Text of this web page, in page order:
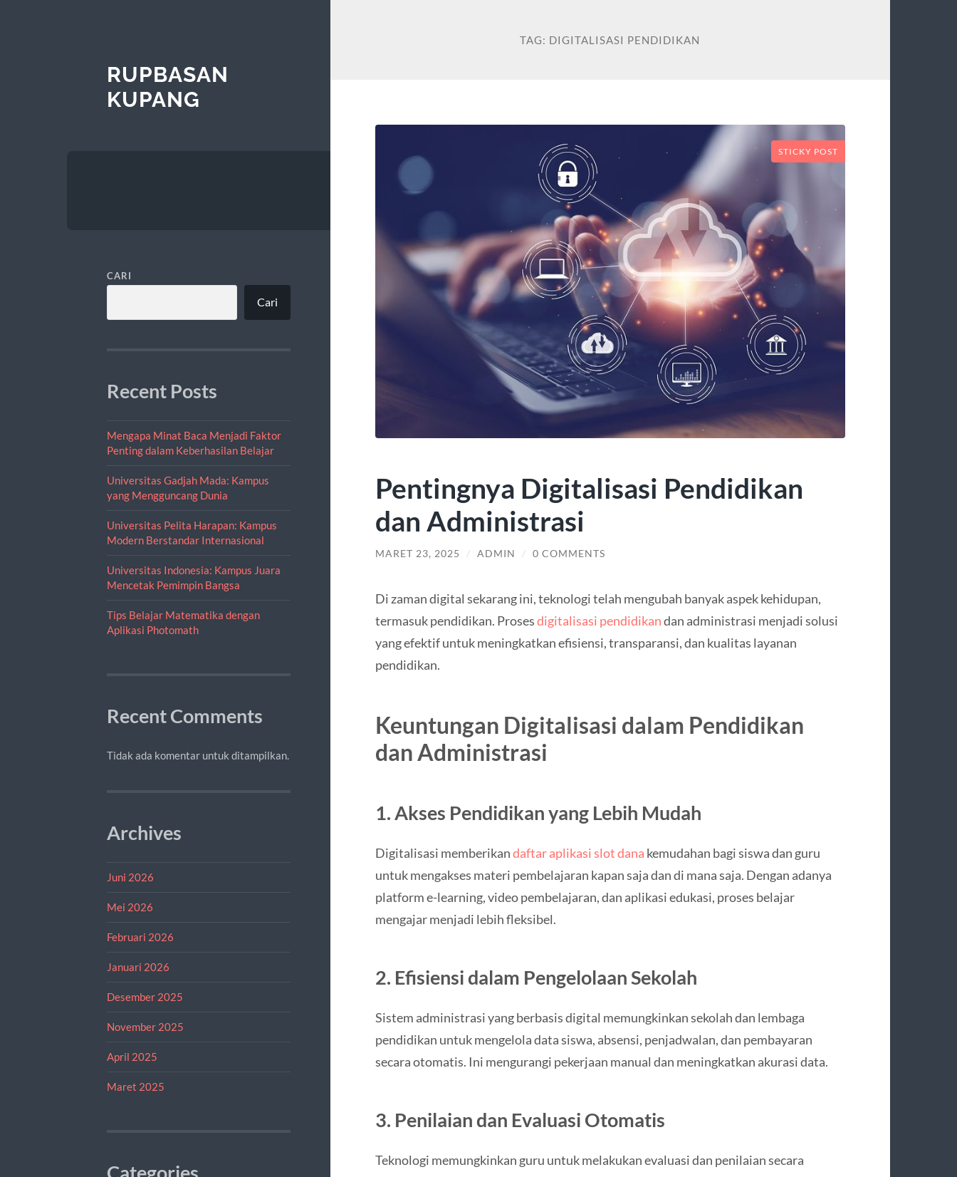
RUPBASAN
KUPANG
CARI
Cari
Recent Posts
Mengapa Minat Baca Menjadi Faktor
Penting dalam Keberhasilan Belajar
Universitas Gadjah Mada: Kampus
yang Mengguncang Dunia
Universitas Pelita Harapan: Kampus
Modern Berstandar Internasional
Universitas Indonesia: Kampus Juara
Mencetak Pemimpin Bangsa
Tips Belajar Matematika dengan
Aplikasi Photomath
Recent Comments
Tidak ada komentar untuk ditampilkan.
Archives
Juni 2026
Mei 2026
Februari 2026
Januari 2026
Desember 2025
November 2025
April 2025
Maret 2025
Categories
TAG: DIGITALISASI PENDIDIKAN
STICKY POST
Pentingnya Digitalisasi Pendidikan
dan Administrasi
MARET 23, 2025 / ADMIN / 0 COMMENTS
Di zaman digital sekarang ini, teknologi telah mengubah banyak aspek kehidupan,
termasuk pendidikan. Prosesdigitalisasi pendidikandan administrasi menjadi solusi
yang efektif untuk meningkatkan efisiensi, transparansi, dan kualitas layanan
pendidikan.
Keuntungan Digitalisasi dalam Pendidikan
dan Administrasi
1. Akses Pendidikan yang Lebih Mudah
Digitalisasi memberikandaftar aplikasi slot dana kemudahan bagi siswa dan guru
untuk mengakses materi pembelajaran kapan saja dan di mana saja. Dengan adanya
platform e-learning, video pembelajaran, dan aplikasi edukasi, proses belajar
mengajar menjadi lebih fleksibel.
2. Efisiensi dalam Pengelolaan Sekolah
Sistem administrasi yang berbasis digital memungkinkan sekolah dan lembaga
pendidikan untuk mengelola data siswa, absensi, penjadwalan, dan pembayaran
secara otomatis. Ini mengurangi pekerjaan manual dan meningkatkan akurasi data.
3. Penilaian dan Evaluasi Otomatis
Teknologi memungkinkan guru untuk melakukan evaluasi dan penilaian secara